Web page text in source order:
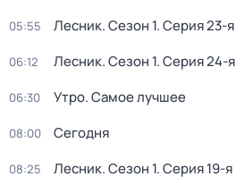
05:55 Лесник. Сезон 1. Серия 23-я
06:12 Лесник. Сезон 1. Серия 24-я
06:30 Утро. Самое лучшее
08:00 Сегодня
08:25 Лесник. Сезон 1. Серия 19-я